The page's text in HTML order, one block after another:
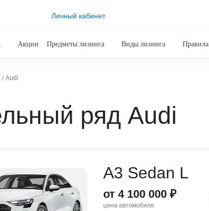
Личный кабинет
Акции Предметы лизинга Виды лизинга Правила
Audi
ряд Audi
A3 Sedan L
от 4 100 000 ₽
цена автомобиля